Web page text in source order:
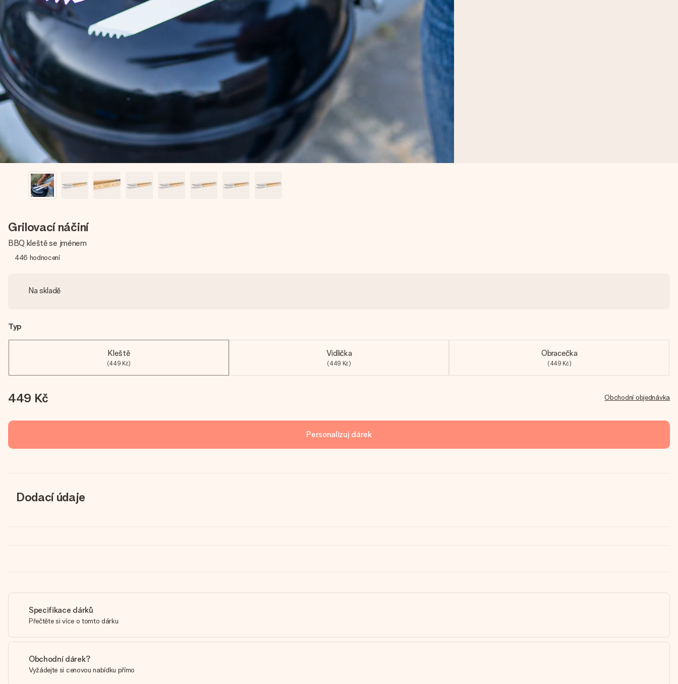
Grilovací náčiní
BBQ kleště se jménem
446 hodnocení
Na skladě
Typ
Kleště
(449 Kč)
Vidlička
(449 Kč)
Obracečka
(449 Kč)
449 Kč Obchodní objednávka
Personalizuj dárek
Dodací údaje
Specifikace dárků
Přečtěte si více o tomto dárku
Obchodní dárek?
Vyžádejte si cenovou nabídku přímo